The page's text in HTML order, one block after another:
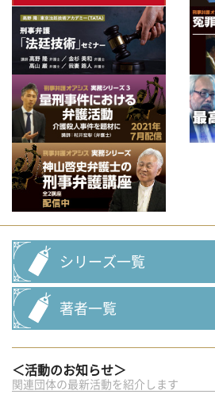
シリーズ一覧
著者一覧
＜活動のお知らせ＞
関連団体の最新活動を紹介します